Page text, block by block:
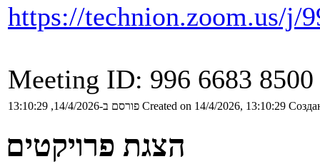
https://technion.zoom.us/j/
Meeting ID: 996 6683 8500
פורסם ב-14/4/2026, 13:10:29 Created on 14/4/2026, 13:10:29
הצגת פרויקטים